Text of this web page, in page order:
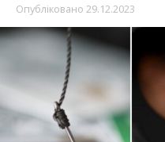
Опубліковано 29.12.2023